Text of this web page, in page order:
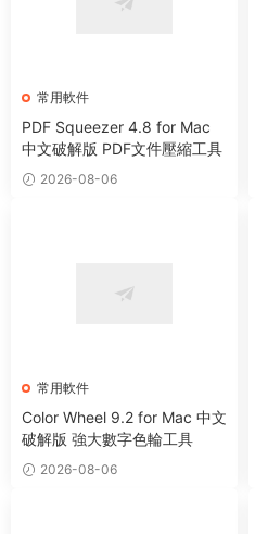
常用軟件
PDF Squeezer 4.8 for Mac
中文破解版 PDF文件壓縮工具
2026-08-06
常用軟件
Color Wheel 9.2 for Mac 中文
破解版 強大數字色輪工具
2026-08-06